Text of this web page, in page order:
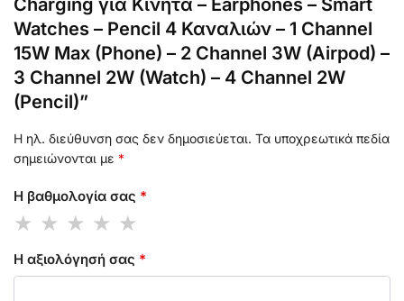
Charging για Κινητά – Earphones – Smart
Watches – Pencil 4 Καναλιών – 1 Channel
15W Max (Phone) – 2 Channel 3W (Airpod) –
3 Channel 2W (Watch) – 4 Channel 2W
(Pencil)”
Η ηλ. διεύθυνση σας δεν δημοσιεύεται. Τα υποχρεωτικά πεδία
σημειώνονται με *
Η βαθμολογία σας *
Η αξιολόγησή σας *